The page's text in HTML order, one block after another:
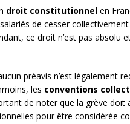
droit constitutionnel en
de cesser
ce droit n’est pas absolu
préavis n’est légalement
les conventions
de noter que la grève
pour être considérée